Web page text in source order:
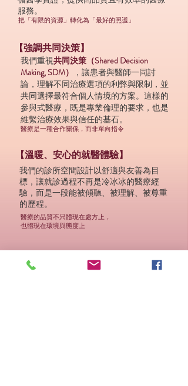
服務。
把「有限的資源」轉化為「最好的照護」
【強調共同決策】
我們重視共同決策（Shared Decision
Making, SDM）
，讓患者與醫師一同討
論，理解不同治療選項的利弊與限制，並
共同選擇最符合個人情境的方案。這樣的
參與式醫療，既是專業倫理的要求，也是
維繫治療效果與信任的基石。
醫療是一種合作關係，而非單向指令
【溫暖、安心的就醫體驗】
我們的診所空間設計以舒適與友善為目
標，讓就診過程不再是冷冰冰的醫療經
驗，而是一段能被傾聽、被理解、被尊重
的歷程。
醫療的品質不只體現在處方上，
也體現在環境與態度上
精神健康不應只侷限於診間，而應走入日